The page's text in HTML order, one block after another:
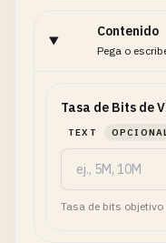
Contenido
Pega o
Tasa de Bits de
TEXT
Tasa de bits